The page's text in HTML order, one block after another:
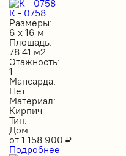
К - 0758
Размеры:
6 х 16 м
Площадь:
78.41 м2
Этажность:
1
Мансарда:
Нет
Материал:
Кирпич
Тип:
Дом
от 1 158 900 ₽
Подробнее